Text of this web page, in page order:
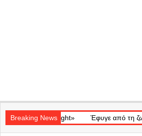
Navigation
Menu
Breaking News
«Ray of Light» Έφυγε από τη ζωή η